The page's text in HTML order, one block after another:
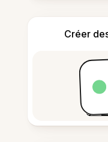
Créer